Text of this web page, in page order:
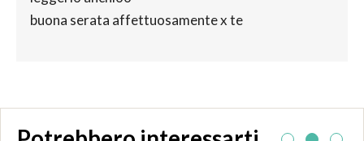
buona serata affettuosamente x te